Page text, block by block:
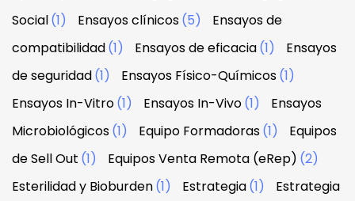
Social(1) Ensayos clínicos(5)
Ensayos de
compatibilidad(1) Ensayos de eficacia(1)
Ensayos
de seguridad(1) Ensayos Físico-Químicos(1)
Ensayos In-Vitro(1) Ensayos In-Vivo(1)
Ensayos
Microbiológicos(1) Equipo Formadoras(1)
Equipos
de Sell Out (1) Equipos Venta Remota (eRep) (2)
Esterilidad y Bioburden(1) Estrategia(1)
Estrategia